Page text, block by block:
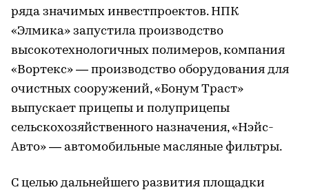
ряда значимых инвестпроектов. НПК
«Элмика» запустила производство
высокотехнологичных полимеров, компания
«Вортекс» — производство оборудования для
очистных сооружений, «Бонум Траст»
выпускает прицепы и полуприцепы
сельскохозяйственного назначения, «Нэйс-
Авто» — автомобильные масляные фильтры.
С целью дальнейшего развития площадки